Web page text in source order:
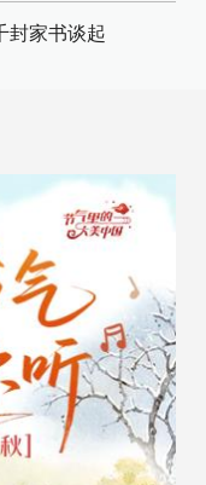
家书谈起